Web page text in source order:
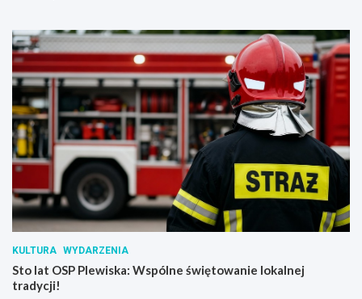
KULTURA WYDARZENIA
Sto lat OSP Plewiska: Wspólne świętowanie lokalnej
tradycji!